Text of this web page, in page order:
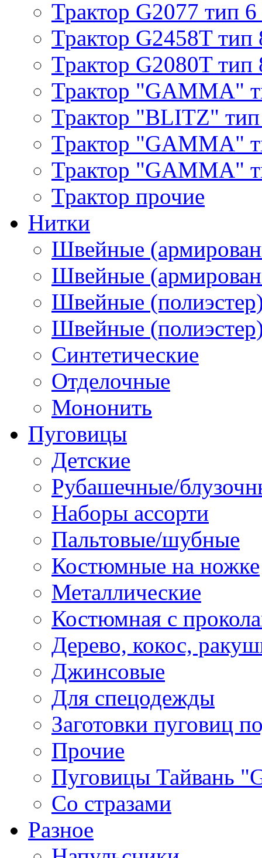
Трактор G2077 тип 6
Трактор G2458T тип
Трактор G2080T тип
Трактор "GAMMA"
Трактор "BLITZ"
Трактор "GAMMA"
Трактор "GAMMA"
Трактор прочие
Нитки
Швейные
Швейные
Швейные
Швейные
Синтетические
Отделочные
Мононить
Пуговицы
Детские
Рубашечные/
Наборы ассорти
Пальтовые/шубные
Костюмные на ножке
Металлические
Костюмная с
Дерево, кокос,
Джинсовые
Для спецодежды
Заготовки пуговиц
Прочие
Пуговицы Тайвань
Со стразами
Разное